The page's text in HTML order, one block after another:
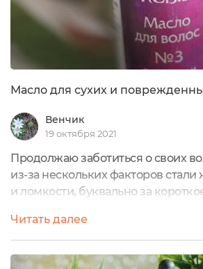
Масло для сухих и
Венчик
19 октября 2021
Продолжаю заботиться о своих
из-за нескольких факторов стали
и ломкости, буквально за
помогают мне в этом, кроме
шампуней с масками и
Rebis №3 «Для сухих и
Читать далее